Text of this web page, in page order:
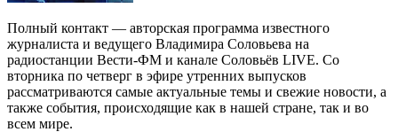
Полный контакт — авторская программа известного
журналиста и ведущего Владимира Соловьева на
радиостанции Вести-ФМ и канале Соловьёв LIVE. Со
вторника по четверг в эфире утренних выпусков
рассматриваются самые актуальные темы и свежие новости, а
также события, происходящие как в нашей стране, так и во
всем мире.